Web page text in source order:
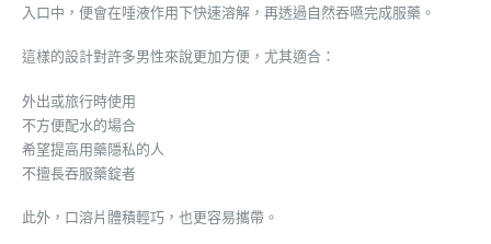
入口中，便會在唾液作用下快速溶解，再透過自然吞嚥完成服藥。
這樣的設計對許多男性來說更加方便，尤其適合：
外出或旅行時使用
不方便配水的場合
希望提高用藥隱私的人
不擅長吞服藥錠者
此外，口溶片體積輕巧，也更容易攜帶。